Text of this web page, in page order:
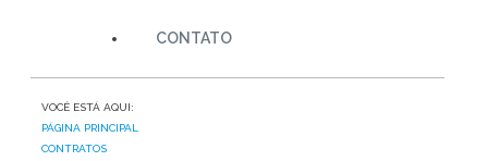
CONTATO
VOCÊ ESTÁ AQUI:
PÁGINA PRINCIPAL
CONTRATOS